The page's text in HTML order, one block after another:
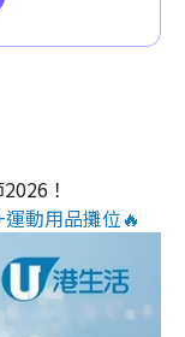
！
動用品攤位🔥